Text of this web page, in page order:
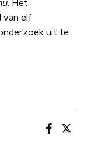
. Het
van elf
uit te